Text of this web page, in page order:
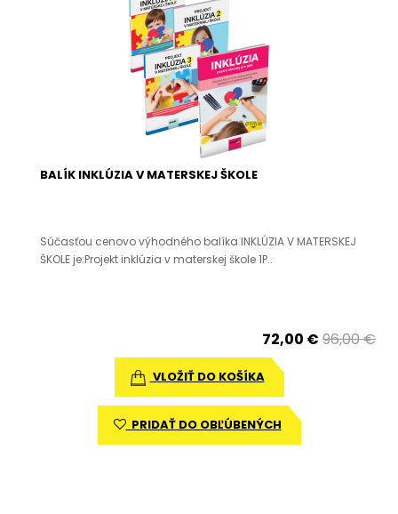
BALÍK INKLÚZIA V MATERSKEJ ŠKOLE
Súčasťou cenovo výhodného balíka INKLÚZIA V MATERSKEJ
ŠKOLE je:Projekt inklúzia v materskej škole 1P..
72,00 € 96,00 €
VLOŽIŤ DO KOŠÍKA
PRIDAŤ DO OBĽÚBENÝCH